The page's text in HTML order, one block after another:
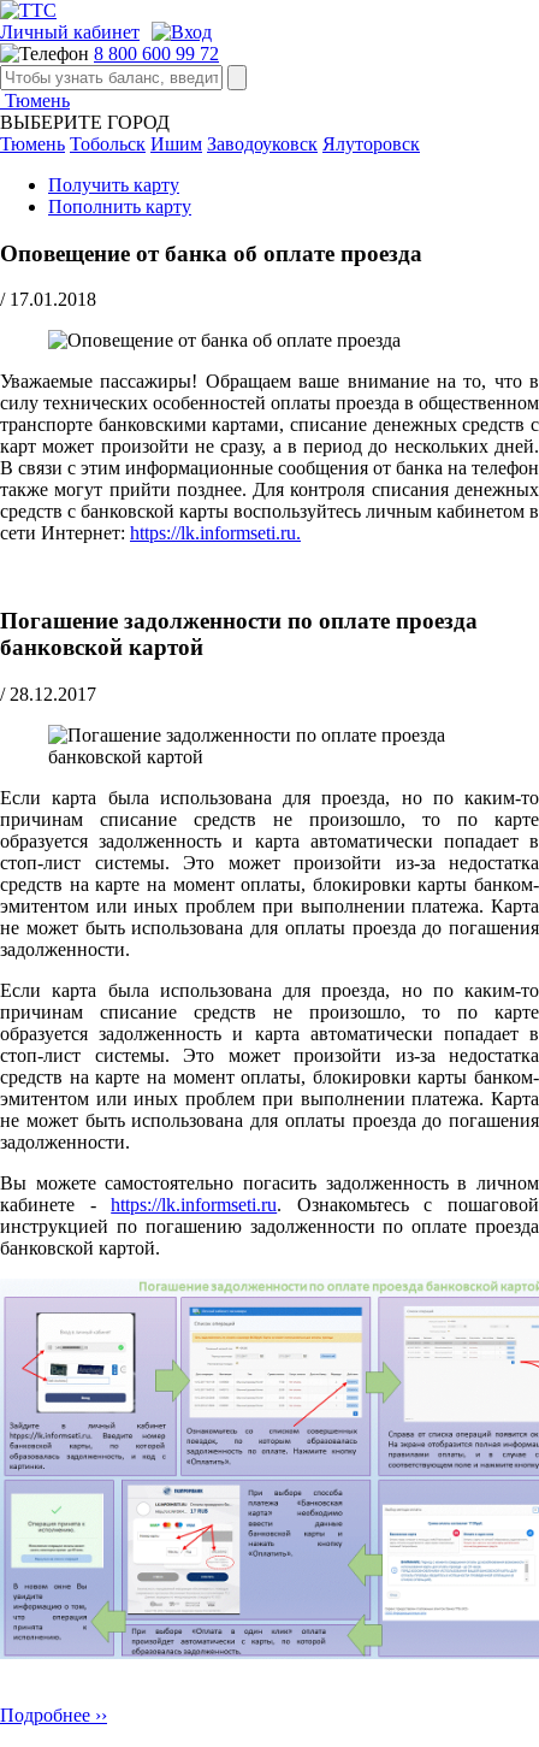
Личный кабинет
8 800 600 99 72
Тюмень
ВЫБЕРИТЕ ГОРОД
Тюмень Тобольск Ишим Заводоуковск Ялуторовск
Получить карту
Пополнить карту
Оповещение от банка об оплате проезда
/ 17.01.2018
Уважаемые пассажиры! Обращаем ваше внимание на то, что в
силу технических особенностей оплаты проезда в общественном
транспорте банковскими картами, списание денежных средств с
карт может произойти не сразу, а в период до нескольких дней.
В связи с этим информационные сообщения от банка на телефон
также могут прийти позднее. Для контроля списания денежных
средств с банковской карты воспользуйтесь личным кабинетом в
сети Интернет: https://lk.informseti.ru.
Погашение задолженности по оплате проезда
банковской картой
/ 28.12.2017
Если карта была использована для проезда, но по каким-то
причинам списание средств не произошло, то по карте
образуется задолженность и карта автоматически попадает в
стоп-лист системы. Это может произойти из-за недостатка
средств на карте на момент оплаты, блокировки карты банком-
эмитентом или иных проблем при выполнении платежа. Карта
не может быть использована для оплаты проезда до погашения
задолженности.
Если карта была использована для проезда, но по каким-то
причинам списание средств не произошло, то по карте
образуется задолженность и карта автоматически попадает в
стоп-лист системы. Это может произойти из-за недостатка
средств на карте на момент оплаты, блокировки карты банком-
эмитентом или иных проблем при выполнении платежа. Карта
не может быть использована для оплаты проезда до погашения
задолженности.
Вы можете самостоятельно погасить задолженность в личном
кабинете -https://lk.informseti.ru. Ознакомьтесь с пошаговой
инструкцией по погашению задолженности по оплате проезда
банковской картой.
Подробнее ››